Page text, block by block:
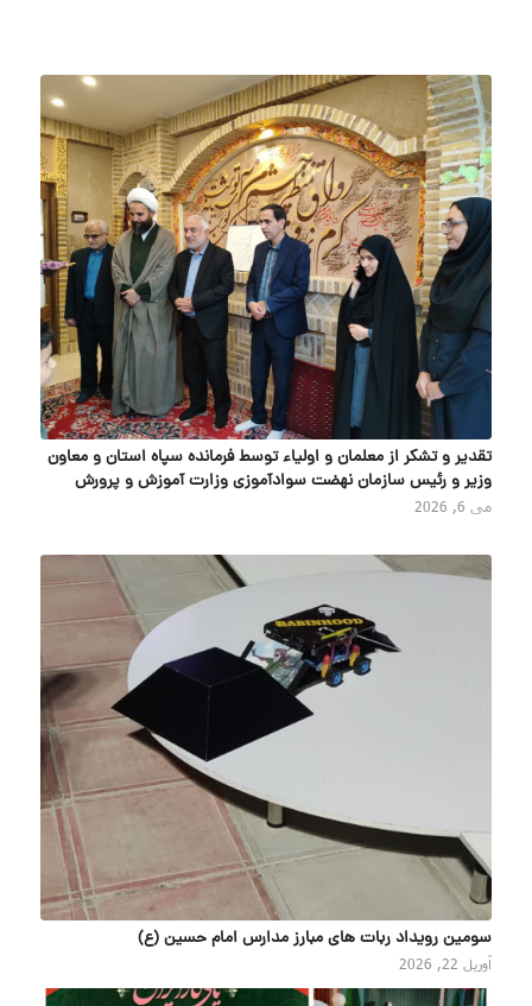
تقدیر و تشکر از معلمان و اولیاء توسط فرمانده سپاه استان و معاون
وزیر و رئیس سازمان نهضت سوادآموزی وزارت آموزش و پرورش
می 6, 2026
سومین رویداد ربات های مبارز مدارس امام حسین (ع)
آوریل 22, 2026